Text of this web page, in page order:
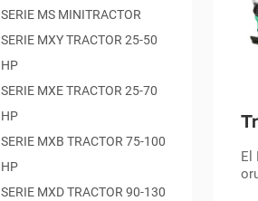
SERIE MS MINITRACTOR
SERIE MXY TRACTOR 25-50
HP
SERIE MXE TRACTOR 25-70
HP
SERIE MXB TRACTOR 75-100
HP
SERIE MXD TRACTOR 90-130
El